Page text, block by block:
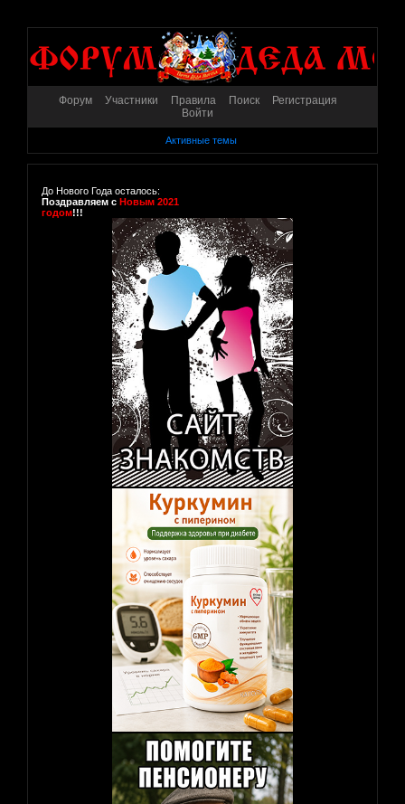
Форум Участники Правила Поиск
Регистрация
Войти
Активные темы
До Нового Года осталось:
Поздравляем с Новым 2021
годом!!!